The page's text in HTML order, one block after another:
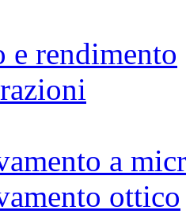
e rendimento
a
ottico